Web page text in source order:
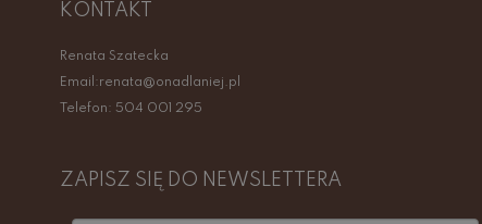
KONTAKT
Renata Szatecka
Email:renata@onadlaniej.pl
Telefon: 504 001 295
ZAPISZ SIĘ DO NEWSLETTERA